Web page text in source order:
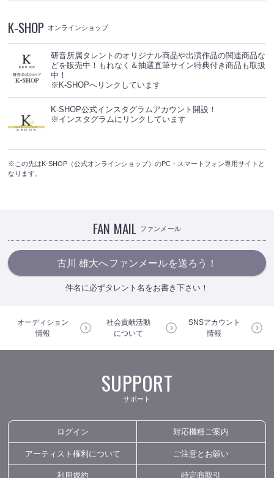
K-SHOP オンラインショップ
研音所属タレントのオリジナル商品や出演作品の関連商品な
どを販売中！もれなく＆抽選直筆サイン特典付き商品も取扱
中！
※K-SHOPへリンクしています
K-SHOP公式インスタグラムアカウント開設！
※インスタグラムにリンクしています
※この先はK-SHOP（公式オンラインショップ）のPC・スマートフォン専用サイトと
なります。
FAN MAIL ファンメール
古川 雄大へファンメールを送ろう！
件名に必ずタレント名をお書き下さい！
オーディション
情報
社会貢献活動
について
SNSアカウント
情報
SUPPORT
サポート
ログイン 対応機種ご案内
アーティスト権利について ご注意とお願い
利用規約 特定商取引